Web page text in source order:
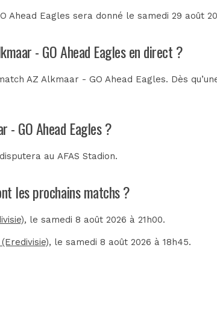
Ahead Eagles sera donné le samedi 29 août
- GO Ahead Eagles en direct ?
AZ Alkmaar - GO Ahead Eagles. Dès
- GO Ahead Eagles ?
auAFAS Stadion.
les prochains matchs ?
, le samedi 8 août 2026 à 21h00.
, le samedi 8 août 2026 à 18h45.